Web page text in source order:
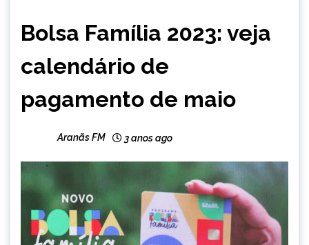
NOTÍCIAS
Bolsa Família 2023: veja
calendário de
pagamento de maio
Aranãs FM 3 anos ago